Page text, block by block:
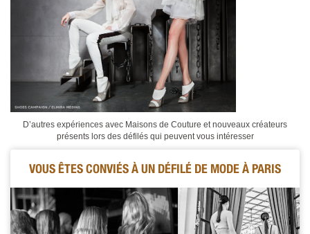
D’autres expériences avec Maisons de Couture et nouveaux créateurs
présents lors des défilés qui peuvent vous intéresser
VOUS ÊTES CONVIÉS À UN DÉFILÉ DE MODE À PARIS